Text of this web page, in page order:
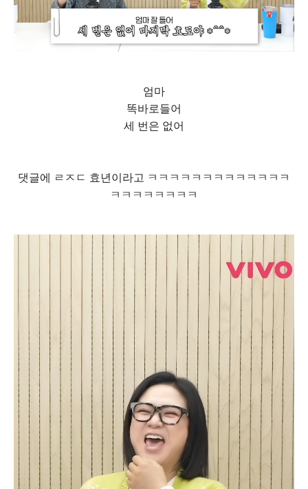
엄마
똑바로들어
세 번은 없어
댓글에 ㄹㅈㄷ 효년이라고 ㅋㅋㅋㅋㅋㅋㅋㅋㅋㅋㅋㅋㅋ
ㅋㅋㅋㅋㅋㅋㅋㅋ